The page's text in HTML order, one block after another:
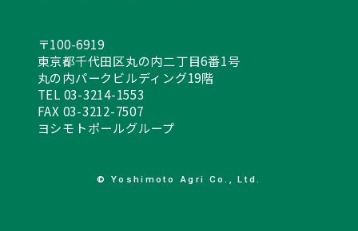
〒100-6919
東京都千代田区丸の内二丁目6番1号
丸の内パークビルディング19階
TEL 03-3214-1553
FAX 03-3212-7507
ヨシモトポールグループ
© Yoshimoto Agri Co., Ltd.